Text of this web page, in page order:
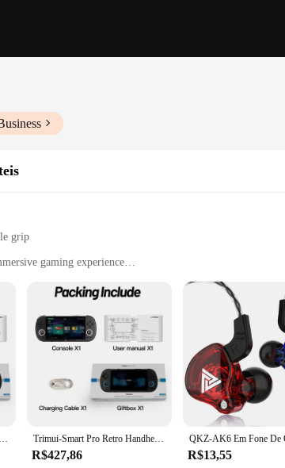
grip
gaming experience
the convenience of a mobile phone with the thrill of
grip and user-friendly interface make it easy to control,
sound effects and dialogue, creating an unparalleled
fone com jogo is tailored to meet your gaming needs. The
is compatible with a wide range of games, ensuring
for retailers looking to offer a versatile gaming solution to their
Trimui-Smart Pro Retro Handheld Game Console, Suporte Bluetooth Headset Compatível, Sistema de Jogos, 4.96 ", Presente para Crianças e Adultos Trimui-Smart Pro Retro Handheld Game Console, Suporte Bluetooth Headset Compatível, Sistema de Jogos, 4.96 ", Presente para Crianças e Adultos
R$427,86 R$13,55